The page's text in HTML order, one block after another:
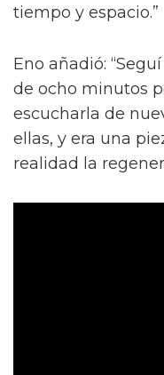
tiempo y espacio.”
Eno añadió:
de ocho minutos
escucharla de
ellas, y era una
realidad la